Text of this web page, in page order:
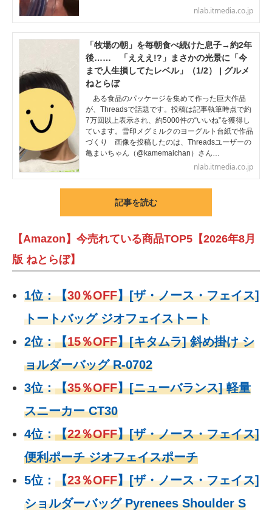
nlab.itmedia.co.jp
「牧場の朝」を毎朝食べ続けた息子→約2年
後…… 「えええ!?」まさかの光景に「今
まで人生損してたレベル」（1/2） | グルメ
ねとらぼ
ある食品のパッケージを集めて作った巨大作品
が、Threadsで話題です。投稿は記事執筆時点で約
7万回以上表示され、約5000件の“いいね”を獲得し
ています。雪印メグミルクのヨーグルト台紙で作品
づくり 画像を投稿したのは、Threadsユーザーの
亀まいちゃん（@kamemaichan）さん…
nlab.itmedia.co.jp
記事を読む
【Amazon】今売れている商品TOP5【2026年8月
版 ねとらぼ】
1位：【30％OFF】[ザ・ノース・フェイス]
トートバッグ ジオフェイストート
2位：【15％OFF】[キタムラ] 斜め掛け シ
ョルダーバッグ R-0702
3位：【35％OFF】[ニューバランス] 軽量
スニーカー CT30
4位：【22％OFF】[ザ・ノース・フェイス]
便利ポーチ ジオフェイスポーチ
5位： 【23％OFF】[ザ・ノース・フェイス]
ショルダーバッグ Pyrenees Shoulder S